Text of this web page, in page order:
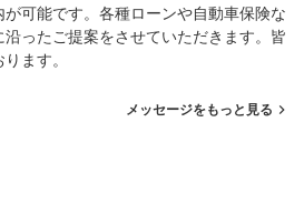
が可能です。各種ローンや自動車保険な
ったご提案をさせていただきます。皆
ます。
メッセージをもっと見る